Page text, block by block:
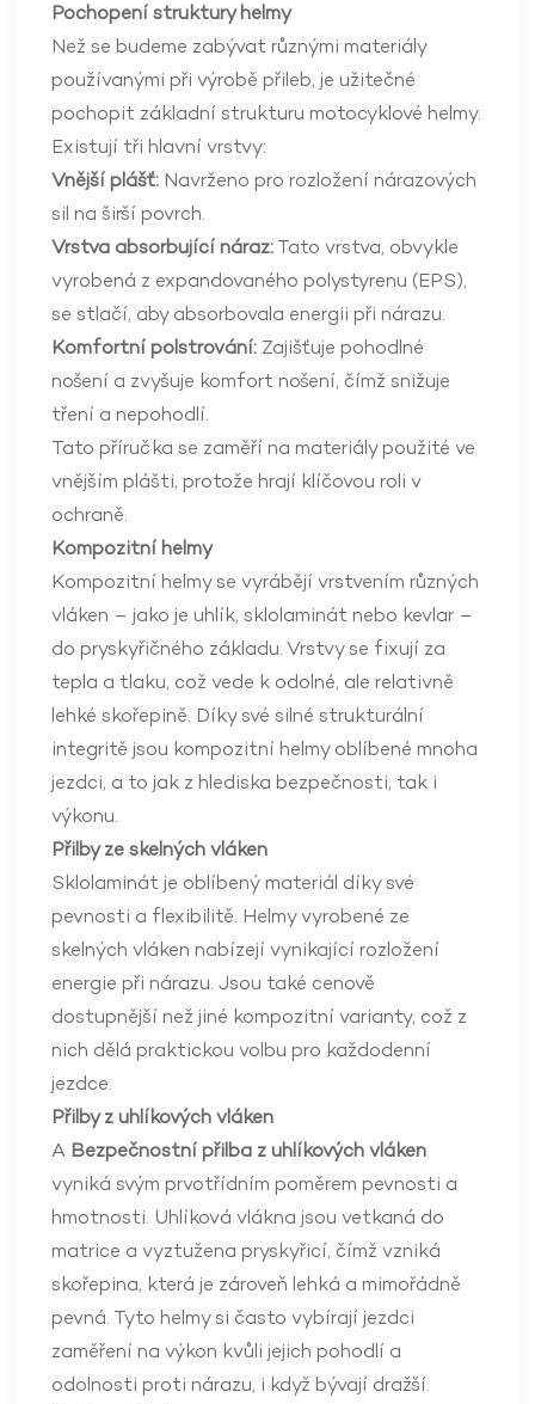
Pochopení struktury helmy
Než se budeme zabývat různými materiály
používanými při výrobě přileb, je užitečné
pochopit základní strukturu motocyklové helmy.
Existují tři hlavní vrstvy:
Vnější plášť: Navrženo pro rozložení nárazových
sil na širší povrch.
Vrstva absorbující náraz:Tato vrstva, obvykle
vyrobená z expandovaného polystyrenu (EPS),
se stlačí, aby absorbovala energii při nárazu.
Komfortní polstrování: Zajišťuje pohodlné
nošení a zvyšuje komfort nošení, čímž snižuje
tření a nepohodlí.
Tato příručka se zaměří na materiály použité ve
vnějším plášti, protože hrají klíčovou roli v
ochraně.
Kompozitní helmy
Kompozitní helmy se vyrábějí vrstvením různých
vláken – jako je uhlík, sklolaminát nebo kevlar –
do pryskyřičného základu. Vrstvy se fixují za
tepla a tlaku, což vede k odolné, ale relativně
lehké skořepině. Díky své silné strukturální
integritě jsou kompozitní helmy oblíbené mnoha
jezdci, a to jak z hlediska bezpečnosti, tak i
výkonu.
Přilby ze skelných vláken
Sklolaminát je oblíbený materiál díky své
pevnosti a flexibilitě. Helmy vyrobené ze
skelných vláken nabízejí vynikající rozložení
energie při nárazu. Jsou také cenově
dostupnější než jiné kompozitní varianty, což z
nich dělá praktickou volbu pro každodenní
jezdce.
Přilby z uhlíkových vláken
A Bezpečnostní přilba z uhlíkových vláken
vyniká svým prvotřídním poměrem pevnosti a
hmotnosti. Uhlíková vlákna jsou vetkaná do
matrice a vyztužena pryskyřicí, čímž vzniká
skořepina, která je zároveň lehká a mimořádně
pevná. Tyto helmy si často vybírají jezdci
zaměření na výkon kvůli jejich pohodlí a
odolnosti proti nárazu, i když bývají dražší.